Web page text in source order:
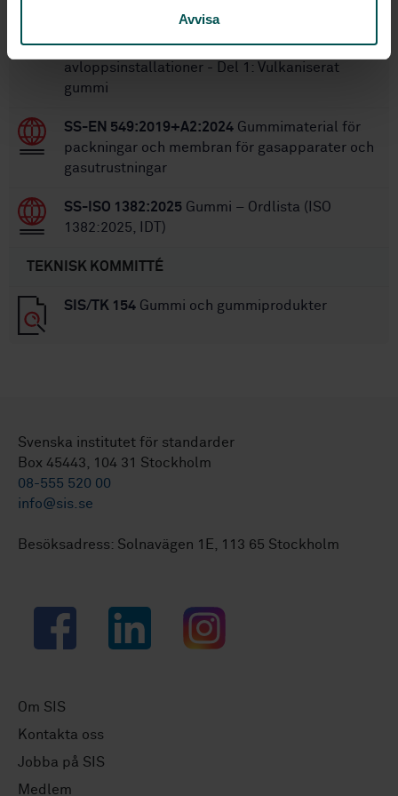
Avvisa
Tätningsringar - Materialkrav för
tätningsringar till vatten- och
avloppsinstallationer - Del 1: Vulkaniserat
gummi
SS-EN 549:2019+A2:2024 Gummimaterial för
packningar och membran för gasapparater och
gasutrustningar
SS-ISO 1382:2025 Gummi – Ordlista (ISO
1382:2025, IDT)
TEKNISK KOMMITTÉ
SIS/TK 154 Gummi och gummiprodukter
Svenska institutet för standarder
Box 45443, 104 31 Stockholm
08-555 520 00
info@sis.se
Besöksadress: Solnavägen 1E, 113 65 Stockholm
Facebook LinkedIn Instagram
Om SIS
Kontakta oss
Jobba på SIS
Medlem